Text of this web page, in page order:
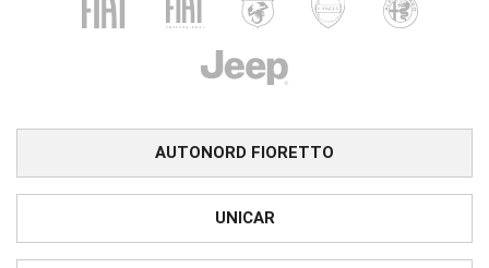
AUTONORD FIORETTO
UNICAR